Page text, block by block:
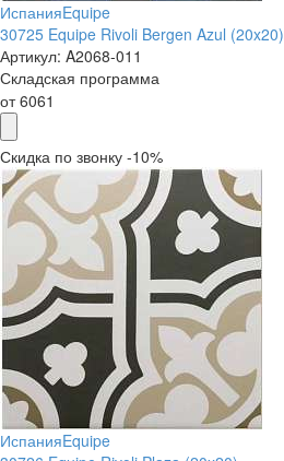
ИспанияEquipe
30725 Equipe Rivoli Bergen Azul (20x20)
Артикул: A2068-011
Складская программа
от6061
Скидка по звонку -10%
ИспанияEquipe